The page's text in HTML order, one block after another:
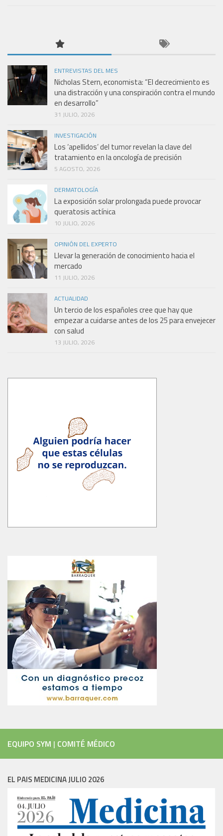
ENTREVISTAS DEL MES
Nicholas Stern, economista: “El decrecimiento es
una distracción y una conspiración contra el mundo
en desarrollo”
31 JULIO, 2026
INVESTIGACIÓN
Los ‘apellidos’ del tumor revelan la clave del
tratamiento en la oncología de precisión
5 AGOSTO, 2026
DERMATOLOGÍA
La exposición solar prolongada puede provocar
queratosis actínica
10 JULIO, 2026
OPINIÓN DEL EXPERTO
Llevar la generación de conocimiento hacia el
mercado
11 JULIO, 2026
ACTUALIDAD
Un tercio de los españoles cree que hay que
empezar a cuidarse antes de los 25 para envejecer
con salud
13 JULIO, 2026
EQUIPO SYM | COMITÉ MÉDICO
EL PAIS MEDICINA JULIO 2026